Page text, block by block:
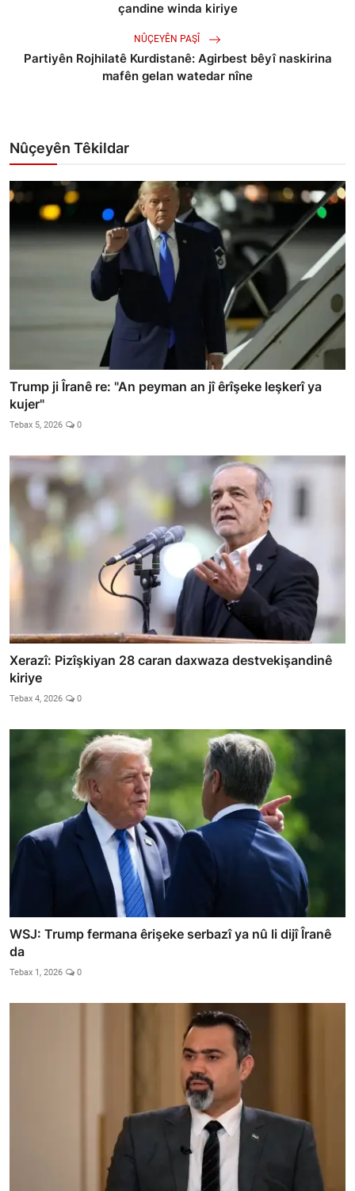
çandine winda kiriye
NÛÇEYÊN PAŞÎ
Partiyên Rojhilatê Kurdistanê: Agirbest bêyî naskirina
mafên gelan watedar nîne
Nûçeyên Têkildar
Trump ji Îranê re: "An peyman an jî êrîşeke leşkerî ya
kujer"
Tebax 5, 2026 0
Xerazî: Pizîşkiyan 28 caran daxwaza destvekişandinê
kiriye
Tebax 4, 2026 0
WSJ: Trump fermana êrişeke serbazî ya nû li dijî Îranê
da
Tebax 1, 2026 0